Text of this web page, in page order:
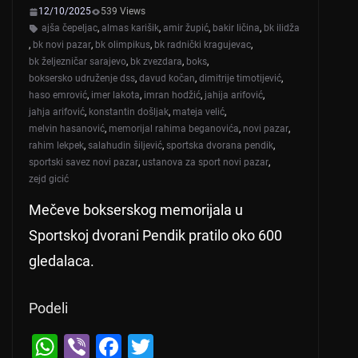
12/10/2025
539 Views
ajša čepeljac, almas karišik, amir župić, bakir ličina, bk ilidža
, bk novi pazar, bk olimpikus, bk radnički kragujevac,
bk željezničar sarajevo, bk zvezdara, boks,
boksersko udruženje dss, davud kočan, dimitrije timotijević,
haso emrović, imer lakota, imran hodžić, jahija arifović,
jahja arifović, konstantin došljak, mateja velić,
melvin hasanović, memorijal rahima beganovića, novi pazar,
rahim lekpek, salahudin šiljević, sportska dvorana pendik,
sportski savez novi pazar, ustanova za sport novi pazar,
zejd gicić
Mečeve bokserskog memorijala u
Sportskoj dvorani Pendik pratilo oko 600
gledalaca.
Podeli
W Vi F